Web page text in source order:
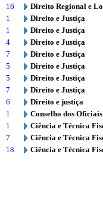
16
Direito Regional e
1
Direito e Justiça
1
Direito e Justiça
4
Direito e Justiça
7
Direito e Justiça
5
Direito e Justiça
5
Direito e Justiça
7
Direito e Justiça
6
Direito e justiça
1
Conselho dos
1
Ciência e Técnica
7
Ciência e Técnica
18
Ciência e Técnica